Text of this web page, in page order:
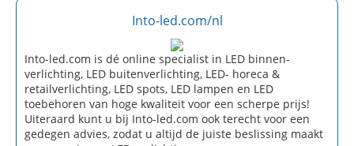
Into-led.com/nl
Into-led.com is dé online specialist in LED binnen-
verlichting, LED buitenverlichting, LED- horeca &
retailverlichting, LED spots, LED lampen en LED
toebehoren van hoge kwaliteit voor een scherpe prijs!
Uiteraard kunt u bij Into-led.com ook terecht voor een
gedegen advies, zodat u altijd de juiste beslissing maakt